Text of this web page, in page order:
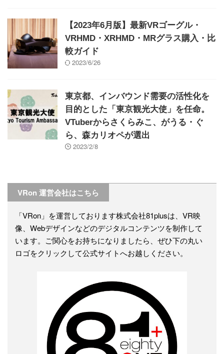
【2023年6月版】最新VRゴーグル・
VRHMD・XRHMD・MRグラス購入・比
較ガイド
2023/6/26
東京都、インバウンド需要の活性化を
目的とした「東京観光大使」を任命。
VTuberからさくらみこ、がうる・ぐ
ら、森カリオペが選出
2023/2/8
VRon 運営会社はこちら
「VRon」を運営しております株式会社81plusは、VR映
像、Webデザインなどのデジタルコンテンツを制作して
います。ご関心をお持ちになりましたら、ぜひ下の丸い
ロゴをクリックして公式サイトへお越しください。